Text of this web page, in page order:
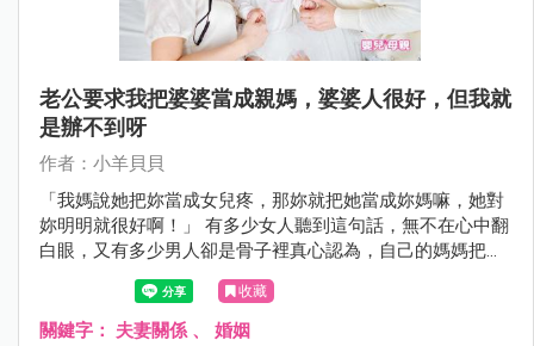
老公要求我把婆婆當成親媽，婆婆人很好，但我就
是辦不到呀
作者：小羊貝貝
「我媽說她把妳當成女兒疼，那妳就把她當成妳媽嘛，她對
妳明明就很好啊！」 有多少女人聽到這句話，無不在心中翻
白眼，又有多少男人卻是骨子裡真心認為，自己的媽媽把媳
婦當成親生女兒！
收藏
關鍵字： 夫妻關係 、 婚姻